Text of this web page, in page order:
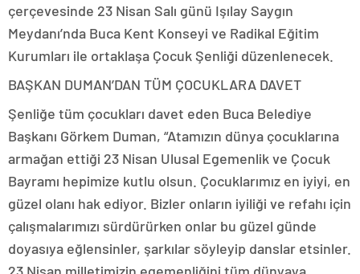
çerçevesinde 23 Nisan Salı günü Işılay Saygın
Meydanı’nda Buca Kent Konseyi ve Radikal Eğitim
Kurumları ile ortaklaşa Çocuk Şenliği düzenlenecek.
BAŞKAN DUMAN’DAN TÜM ÇOCUKLARA DAVET
Şenliğe tüm çocukları davet eden Buca Belediye
Başkanı Görkem Duman, “Atamızın dünya çocuklarına
armağan ettiği 23 Nisan Ulusal Egemenlik ve Çocuk
Bayramı hepimize kutlu olsun. Çocuklarımız en iyiyi, en
güzel olanı hak ediyor. Bizler onların iyiliği ve refahı için
çalışmalarımızı sürdürürken onlar bu güzel günde
doyasıya eğlensinler, şarkılar söyleyip danslar etsinler.